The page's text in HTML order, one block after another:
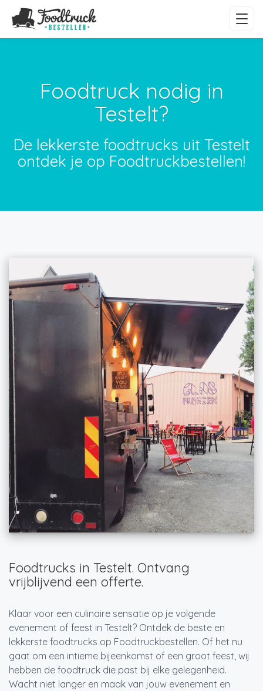
Foodtruck nodig in
Testelt?
De lekkerste foodtrucks uit Testelt
ontdek je op Foodtruckbestellen!
Foodtrucks in Testelt. Ontvang
vrijblijvend een offerte.
Klaar voor een culinaire sensatie op je volgende
evenement of feest in Testelt? Ontdek de beste en
lekkerste foodtrucks op Foodtruckbestellen. Of het nu
gaat om een intieme bijeenkomst of een groot feest, wij
hebben de foodtruck die past bij elke gelegenheid.
Wacht niet langer en maak van jouw evenement en